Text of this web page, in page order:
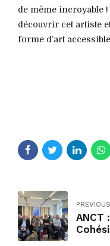
de même incroyable
découvrir cet artiste
forme d’art
PREVIOUS
ANCT